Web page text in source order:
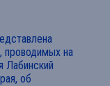
проводимых на
Лабинский
об